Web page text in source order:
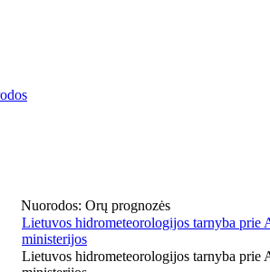
Nuorodos: Orų prognozės
Lietuvos hidrometeorologijos tarnyba prie
ministerijos
Lietuvos hidrometeorologijos tarnyba prie